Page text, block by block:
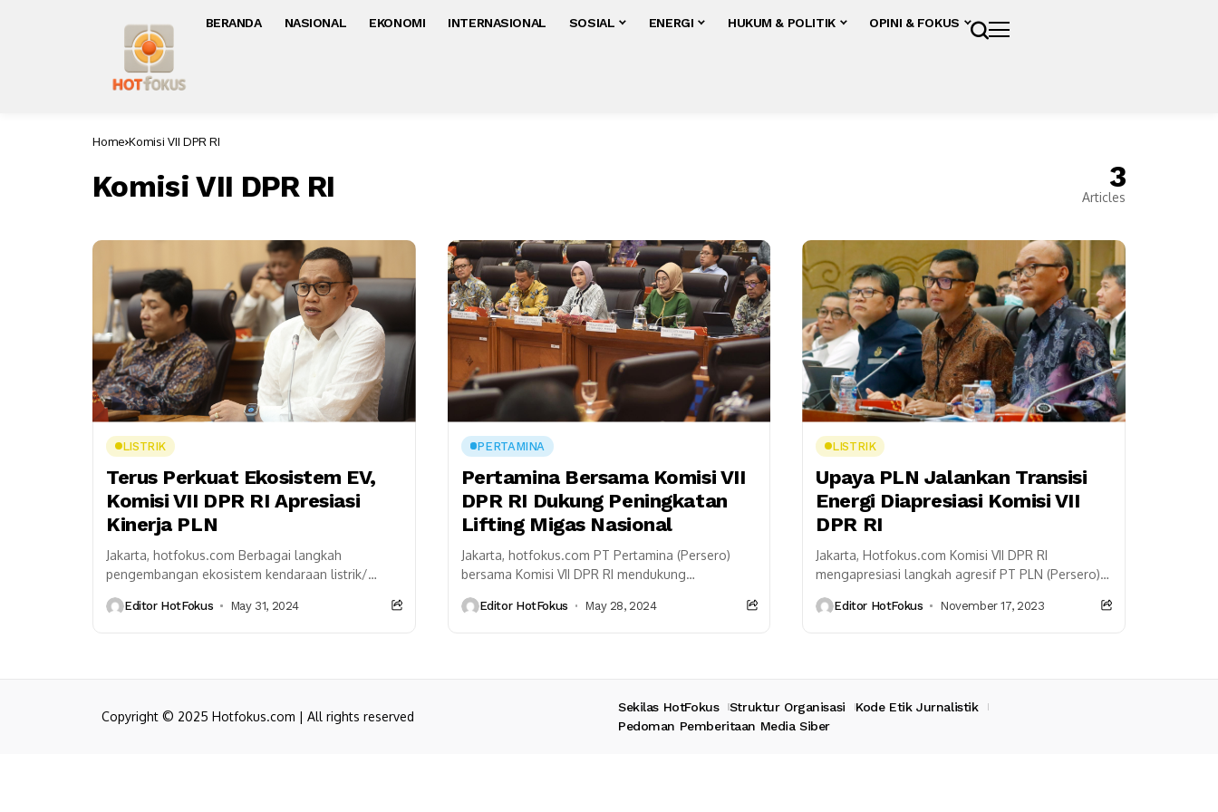
BERANDA NASIONAL EKONOMI INTERNASIONAL SOSIAL ENERGI HUKUM & POLITIK OPINI & FOKUS
Home Komisi VII DPR RI
Komisi VII DPR RI 3
Articles
LISTRIK
Terus Perkuat Ekosistem EV,
Komisi VII DPR RI Apresiasi
Kinerja PLN
Jakarta, hotfokus.com Berbagai langkah
pengembangan ekosistem kendaraan listrik/
(Persero) mendapat apresiasi Komisi VII Dewan
Editor HotFokus May 31, 2024
PERTAMINA
Pertamina Bersama Komisi VII
DPR RI Dukung Peningkatan
Lifting Migas Nasional
Jakarta, hotfokus.com PT Pertamina (Persero)
bersama Komisi VII DPR RI mendukung
nasional untuk ketahanan energi nasional. ...
Editor HotFokus May 28, 2024
LISTRIK
Upaya PLN Jalankan Transisi
Energi Diapresiasi Komisi VII
DPR RI
Jakarta, Hotfokus.com Komisi VII DPR RI
mengapresiasi langkah agresif PT PLN (Persero)
mengurangi emisi karbon di Indonesia. Tak...
Editor HotFokus November 17, 2023
Copyright © 2025 Hotfokus.com | All rights reserved
Sekilas HotFokus Struktur Organisasi
Kode Etik Jurnalistik
Pedoman Pemberitaan Media Siber